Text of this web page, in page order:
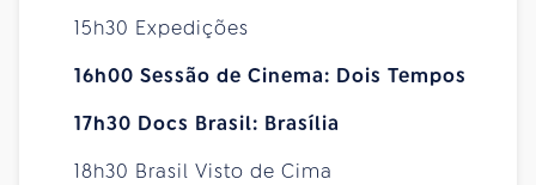
15h30 Expedições
16h00 Sessão de Cinema: Dois Tempos
17h30 Docs Brasil: Brasília
18h30 Brasil Visto de Cima